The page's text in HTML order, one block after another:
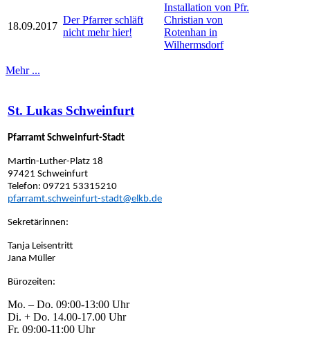
18.09.2017
Der Pfarrer schläft
nicht mehr hier!
Installation von Pfr.
Christian von
Rotenhan in
Wilhermsdorf
Mehr ...
St. Lukas Schweinfurt
Pfarramt Schweinfurt-Stadt
Martin-Luther-Platz 18
97421 Schweinfurt
Telefon: 09721 53315210
pfarramt.schweinfurt-stadt@elkb.de
Sekretärinnen:
Tanja Leisentritt
Jana Müller
Bürozeiten:
Mo. – Do. 09:00-13:00 Uhr
Di. + Do. 14.00-17.00 Uhr
Fr. 09:00-11:00 Uhr